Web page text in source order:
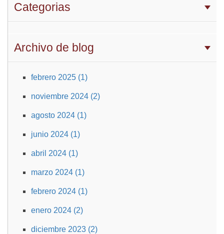
Categorias
Archivo de blog
febrero 2025 (1)
noviembre 2024 (2)
agosto 2024 (1)
junio 2024 (1)
abril 2024 (1)
marzo 2024 (1)
febrero 2024 (1)
enero 2024 (2)
diciembre 2023 (2)